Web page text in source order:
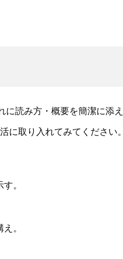
に読み方・概要を簡潔に添
に取り入れてみてください。
。
。